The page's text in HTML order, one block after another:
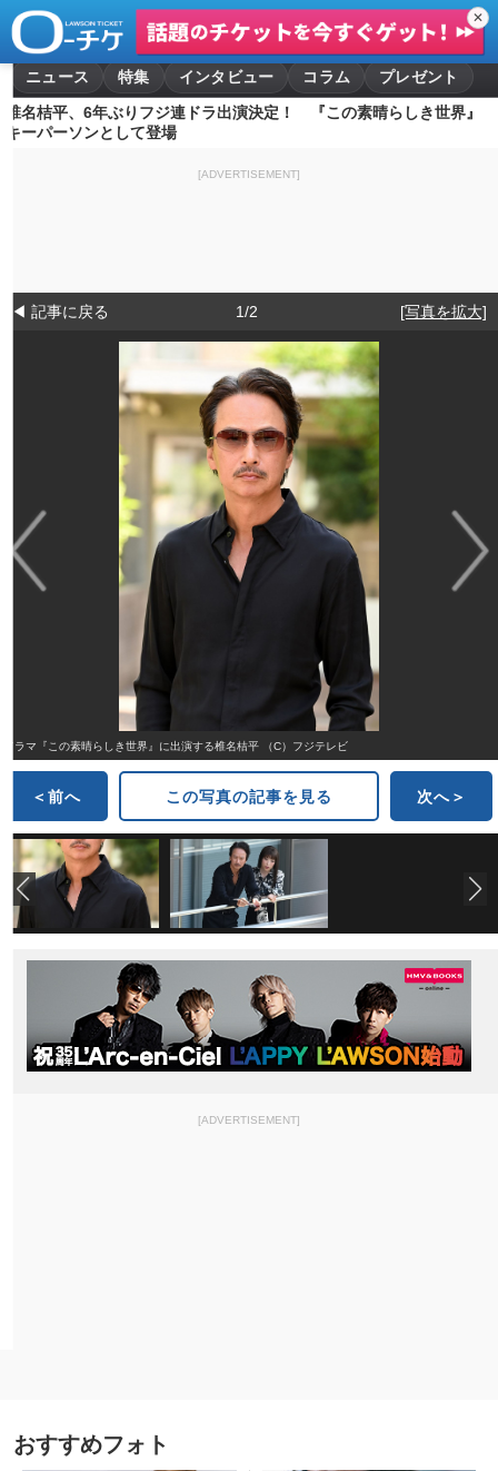
✕
ニュース 特集 インタビュー コラム
プレゼント
椎名桔平、6年ぶりフジ連ドラ出演決定！ 『この素晴らしき世界』
キーパーソンとして登場
[ADVERTISEMENT]
◀ 記事に戻る 1/2 [写真を拡大]
ドラマ『この素晴らしき世界』に出演する椎名桔平 （C）フジテレビ
＜前へ この写真の記事を見る 次へ＞
[ADVERTISEMENT]
おすすめフォト